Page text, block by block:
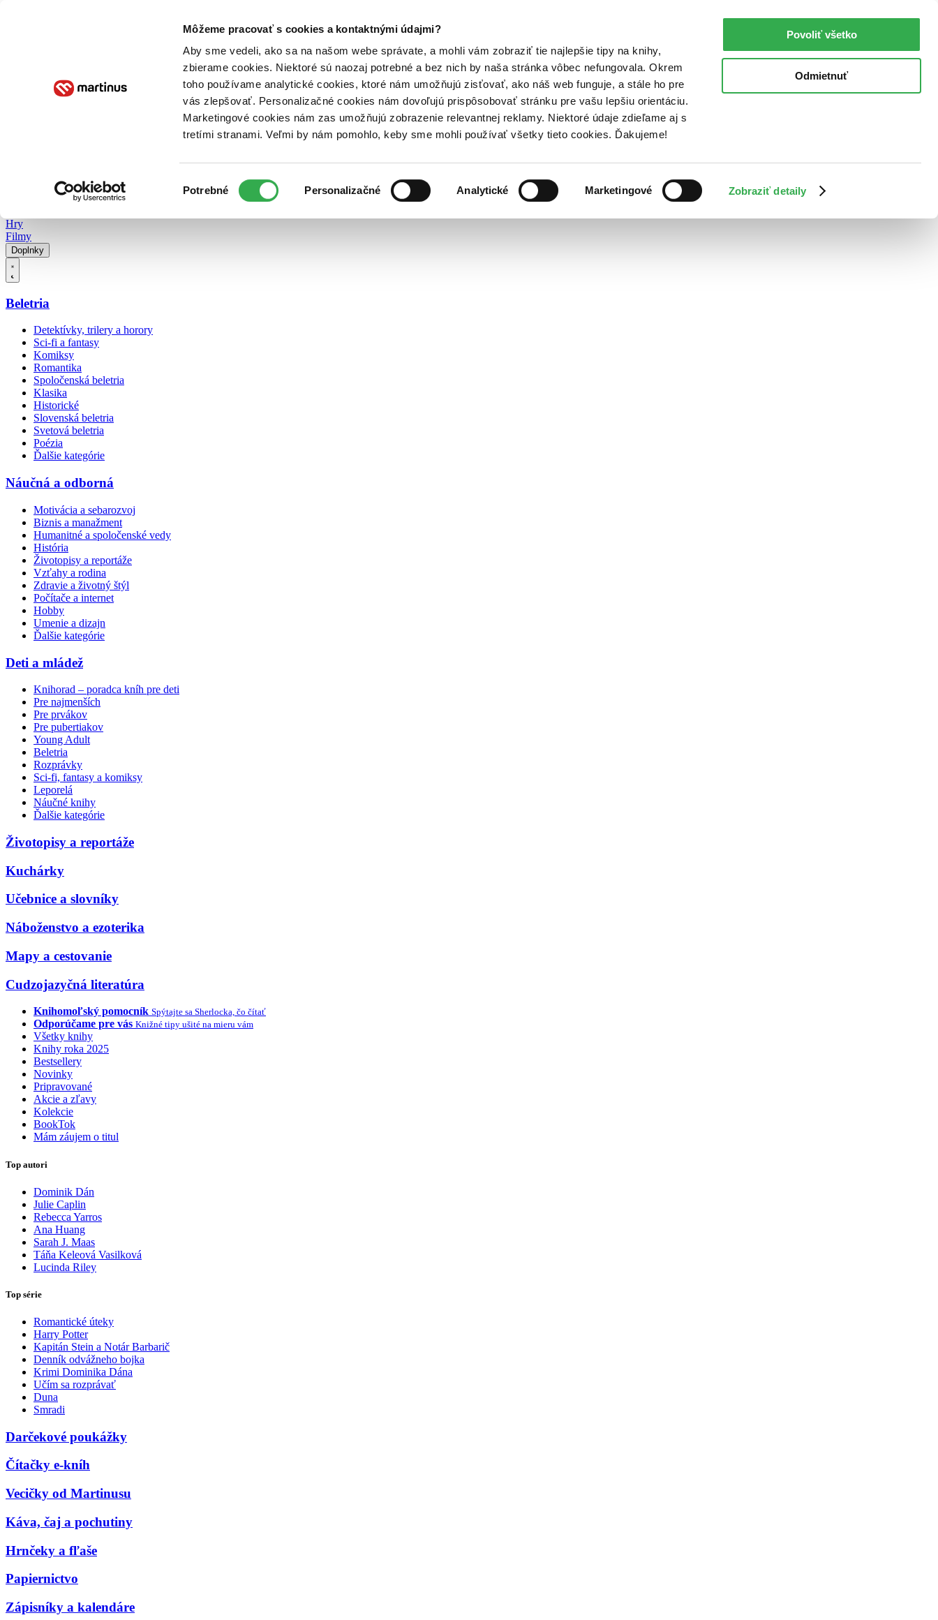
Môžeme pracovať s cookies a kontaktnými údajmi?
Aby sme vedeli, ako sa na našom webe správate, a mohli vám zobraziť tie najlepšie tipy na knihy,
zbierame cookies. Niektoré sú naozaj potrebné a bez nich by naša stránka vôbec nefungovala. Okrem
toho používame analytické cookies, ktoré nám umožňujú zisťovať, ako náš web funguje, a stále ho pre
vás zlepšovať. Personalizačné cookies nám dovoľujú prispôsobovať stránku pre vašu lepšiu orientáciu.
Marketingové cookies nám zas umožňujú zobrazenie relevantnej reklamy. Niektoré údaje zdieľame aj s
tretími stranami. Veľmi by nám pomohlo, keby sme mohli používať všetky tieto cookies. Ďakujeme!
súhlasu
Potrebné Personalizačné Analytické Marketingové Zobraziť detaily
Povoliť všetko
Odmietnuť
Poukážky Kontakt
Hry
Filmy
Doplnky
Beletria
Detektívky, trilery a horory
Sci-fi a fantasy
Komiksy
Romantika
Spoločenská beletria
Klasika
Historické
Slovenská beletria
Svetová beletria
Poézia
Ďalšie kategórie
Náučná a odborná
Motivácia a sebarozvoj
Biznis a manažment
Humanitné a spoločenské vedy
História
Životopisy a reportáže
Vzťahy a rodina
Zdravie a životný štýl
Počítače a internet
Hobby
Umenie a dizajn
Ďalšie kategórie
Deti a mládež
Knihorad – poradca kníh pre deti
Pre najmenších
Pre prvákov
Pre pubertiakov
Young Adult
Beletria
Rozprávky
Sci-fi, fantasy a komiksy
Leporelá
Náučné knihy
Ďalšie kategórie
Životopisy a reportáže
Kuchárky
Učebnice a slovníky
Náboženstvo a ezoterika
Mapy a cestovanie
Cudzojazyčná literatúra
Knihomoľský pomocník Spýtajte sa Sherlocka, čo čítať
Odporúčame pre vás Knižné tipy ušité na mieru vám
Všetky knihy
Knihy roka 2025
Bestsellery
Novinky
Pripravované
Akcie a zľavy
Kolekcie
BookTok
Mám záujem o titul
Top autori
Dominik Dán
Julie Caplin
Rebecca Yarros
Ana Huang
Sarah J. Maas
Táňa Keleová Vasilková
Lucinda Riley
Top série
Romantické úteky
Harry Potter
Kapitán Stein a Notár Barbarič
Denník odvážneho bojka
Krimi Dominika Dána
Učím sa rozprávať
Duna
Smradi
Darčekové poukážky
Čítačky e-kníh
Vecičky od Martinusu
Káva, čaj a pochutiny
Hrnčeky a fľaše
Papiernictvo
Zápisníky a kalendáre